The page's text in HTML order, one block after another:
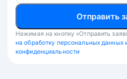
Отправить
Нажимая на кнопку «Отправить
на обработку персональных данных
конфиденциальности